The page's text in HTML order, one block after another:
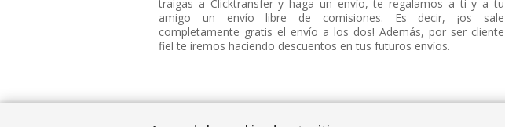
traigas a Clicktransfer y haga un envío, te regalamos a ti y a tu
amigo un envío libre de comisiones. Es decir, ¡os sale
completamente gratis el envío a los dos! Además, por ser cliente
fiel te iremos haciendo descuentos en tus futuros envíos.